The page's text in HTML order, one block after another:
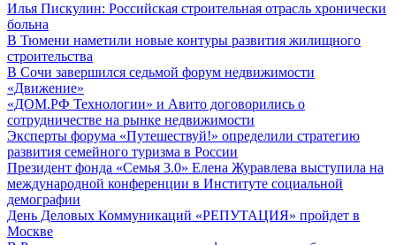
Илья Пискулин: Российская строительная отрасль хронически
больна
В Тюмени наметили новые контуры развития жилищного
строительства
В Сочи завершился седьмой форум недвижимости
«Движение»
«ДОМ.РФ Технологии» и Авито договорились о
сотрудничестве на рынке недвижимости
Эксперты форума «Путешествуй!» определили стратегию
развития семейного туризма в России
Президент фонда «Семья 3.0» Елена Журавлева выступила на
международной конференции в Институте социальной
демографии
День Деловых Коммуникаций «РЕПУТАЦИЯ» пройдет в
Москве